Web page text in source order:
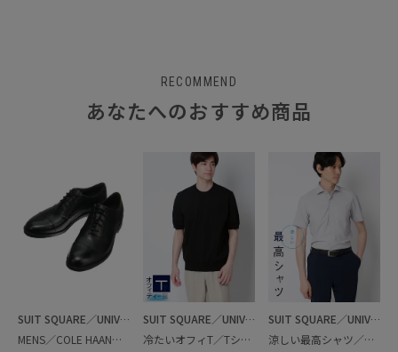
RECOMMEND
あなたへのおすすめ商品
SUIT SQUARE／UNIVERSAL LANGUAGE
MENS／COLE HAAN／ストレートチップシューズ
SUIT SQUARE／UNIVERSAL LANGUAGE
冷たいオフィT／Tシャツ
SUIT SQUARE／UNIVERSAL LANGUAGE
涼しい最高シャツ／ノンアイロンジャージードレスシャツ